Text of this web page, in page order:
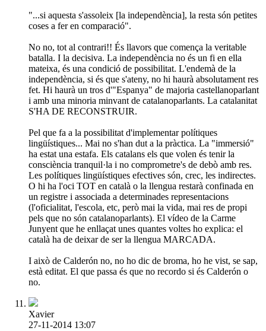
"...si aquesta s'assoleix [la independència], la resta són petites
coses a fer en comparació".
No no, tot al contrari!! És llavors que comença la veritable
batalla. I la decisiva. La independència no és un fi en ella
mateixa, és una condició de possibilitat. L'endemà de la
independència, si és que s'ateny, no hi haurà absolutament res
fet. Hi haurà un tros d'"Espanya" de majoria castellanoparlant
i amb una minoria minvant de catalanoparlants. La catalanitat
S'HA DE RECONSTRUIR.
Pel que fa a la possibilitat d'implementar polítiques
lingüístiques... Mai no s'han dut a la pràctica. La "immersió"
ha estat una estafa. Els catalans els que volen és tenir la
consciència tranquil·la i no comprometre's de debò amb res.
Les polítiques lingüístiques efectives són, crec, les indirectes.
O hi ha l'oci TOT en català o la llengua restarà confinada en
un registre i associada a determinades representacions
(l'oficialitat, l'escola, etc, però mai la vida, mai res de propi
pels que no són catalanoparlants). El vídeo de la Carme
Junyent que he enllaçat unes quantes voltes ho explica: el
català ha de deixar de ser la llengua MARCADA.
I això de Calderón no, no ho dic de broma, ho he vist, se sap,
està editat. El que passa és que no recordo si és Calderón o
no.
Xavier
27-11-2014 13:07